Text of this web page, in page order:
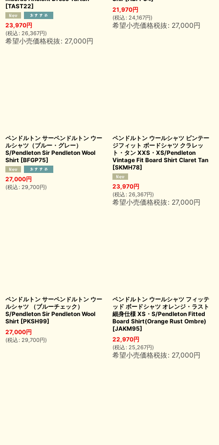
[TAST22]
23,970円
(税込 : 26,367円)
希望小売価格税抜: 27,000円
21,970円
(税込 : 24,167円)
希望小売価格税抜: 27,000円
ペンドルトン サーペンドルトン ウー
ルシャツ（ブルー・グレー）
S/Pendleton Sir Pendleton Wool
Shirt [BFGP75]
27,000円
(税込 : 29,700円)
ペンドルトン ウールシャツ ビンテー
ジフィット ボードシャツ クラレッ
ト・タン XXS・XS/Pendleton
Vintage Fit Board Shirt Claret Tan
[SKMH78]
23,970円
(税込 : 26,367円)
希望小売価格税抜: 27,000円
ペンドルトン サーペンドルトン ウー
ルシャツ （ブルーチェック）
S/Pendleton Sir Pendleton Wool
Shirt [PKSH99]
27,000円
(税込 : 29,700円)
ペンドルトン ウールシャツ フィッテ
ッド ボードシャツ オレンジ・ラスト
細身仕様 XS・S/Pendleton Fitted
Board Shirt(Orange Rust Ombre)
[JAKM95]
22,970円
(税込 : 25,267円)
希望小売価格税抜: 27,000円